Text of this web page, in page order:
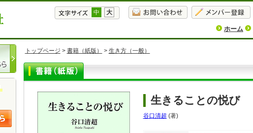
中 大
ホーム
トップページ > 書籍（紙版） > 生き方（一般）
生きることの悦び
谷口清超 (著)